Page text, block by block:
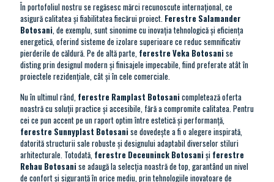
În portofoliul nostru se regăsesc mărci recunoscute internaţional, ce
asigură calitatea şi fiabilitatea fiecărui proiect. Ferestre Salamander
Botosani, de exemplu, sunt sinonime cu inovaţia tehnologică şi eficienţa
energetică, oferind sisteme de izolare superioare ce reduc semnificativ
pierderile de căldură. Pe de altă parte, ferestre Veka Botosani se
disting prin designul modern şi finisajele impecabile, fiind preferate atât în
proiectele rezidenţiale, cât şi în cele comerciale.
Nu în ultimul rând, ferestre Ramplast Botosani completează oferta
noastră cu soluţii practice şi accesibile, fără a compromite calitatea. Pentru
cei ce pun accent pe un raport optim între estetică şi performanţă,
ferestre Sunnyplast Botosani se dovedeşte a fi o alegere inspirată,
datorită structurii sale robuste şi designului adaptabil diverselor stiluri
arhitecturale. Totodată, ferestre Deceuninck Botosani şi ferestre
Rehau Botosani se adaugă la selecţia noastră de top, garantând un nivel
de confort şi siguranţă în orice mediu, prin tehnologiile inovatoare de